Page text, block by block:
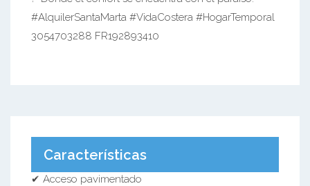
#AlquilerSantaMarta #VidaCostera #HogarTemporal
3054703288 FR192893410
Características
✔ Acceso pavimentado